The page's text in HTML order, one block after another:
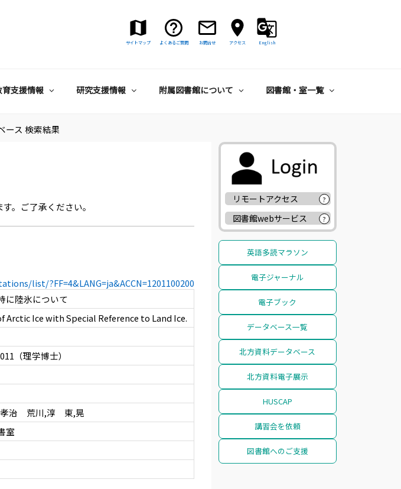
サイトマップ よくあるご質問 お問合せ アクセス English
支援情報 研究支援情報 附属図書館について 図書館・室一覧
ース 検索結果
。ご了承ください。
list/?FF=4&LANG=ja&ACCN=1201100200
に陸氷について
Arctic Ice with Special Reference to Land Ice.
（理学博士）
孝治 荒川,淳 東,晃
室
リモートアクセス ?
図書館webサービス ?
英語多読マラソン
電子ジャーナル
電子ブック
データベース一覧
北方資料データベース
北方資料電子展示
HUSCAP
講習会を依頼
図書館へのご支援